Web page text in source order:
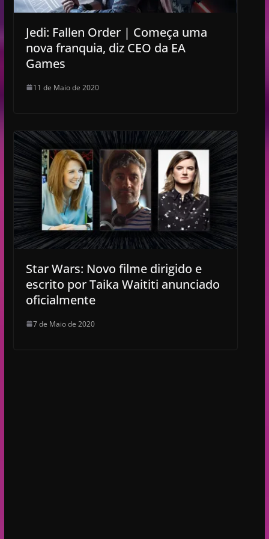
Jedi: Fallen Order | Começa uma
nova franquia, diz CEO da EA
Games
11 de Maio de 2020
Star Wars: Novo filme dirigido e
escrito por Taika Waititi anunciado
oficialmente
7 de Maio de 2020